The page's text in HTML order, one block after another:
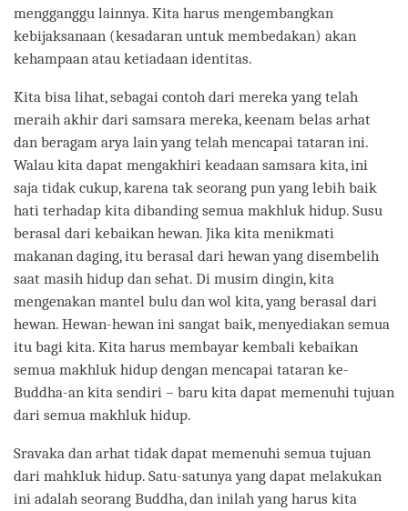
mengganggu lainnya. Kita harus mengembangkan
kebijaksanaan (kesadaran untuk membedakan) akan
kehampaan atau ketiadaan identitas.
Kita bisa lihat, sebagai contoh dari mereka yang telah
meraih akhir dari samsara mereka, keenam belas arhat
dan beragam arya lain yang telah mencapai tataran ini.
Walau kita dapat mengakhiri keadaan samsara kita, ini
saja tidak cukup, karena tak seorang pun yang lebih baik
hati terhadap kita dibanding semua makhluk hidup. Susu
berasal dari kebaikan hewan. Jika kita menikmati
makanan daging, itu berasal dari hewan yang disembelih
saat masih hidup dan sehat. Di musim dingin, kita
mengenakan mantel bulu dan wol kita, yang berasal dari
hewan. Hewan-hewan ini sangat baik, menyediakan semua
itu bagi kita. Kita harus membayar kembali kebaikan
semua makhluk hidup dengan mencapai tataran ke-
Buddha-an kita sendiri – baru kita dapat memenuhi tujuan
dari semua makhluk hidup.
Sravaka dan arhat tidak dapat memenuhi semua tujuan
dari mahkluk hidup. Satu-satunya yang dapat melakukan
ini adalah seorang Buddha, dan inilah yang harus kita